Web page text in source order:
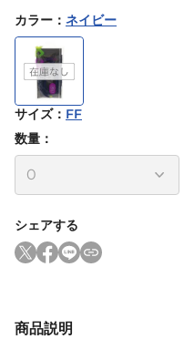
カラー ： ネイビー
サイズ： FF
数量：
シェアする
商品説明